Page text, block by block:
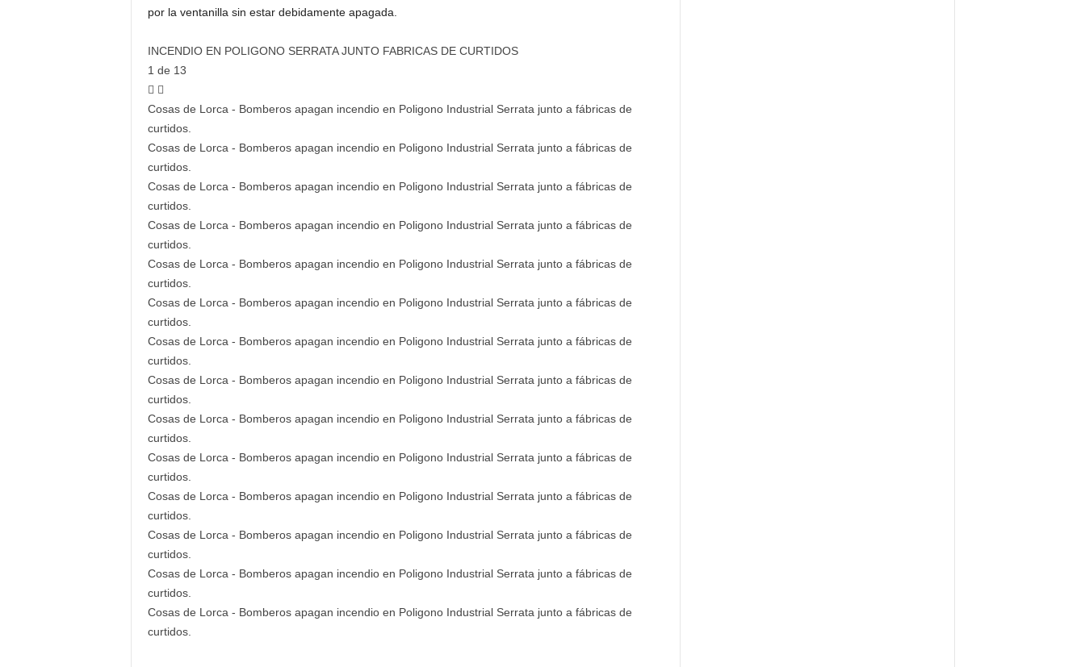
por la ventanilla sin estar debidamente apagada.
INCENDIO EN POLIGONO SERRATA JUNTO FABRICAS DE CURTIDOS
1 de 13
Cosas de Lorca - Bomberos apagan incendio en Poligono Industrial Serrata junto a fábricas de
curtidos.
Cosas de Lorca - Bomberos apagan incendio en Poligono Industrial Serrata junto a fábricas de
curtidos.
Cosas de Lorca - Bomberos apagan incendio en Poligono Industrial Serrata junto a fábricas de
curtidos.
Cosas de Lorca - Bomberos apagan incendio en Poligono Industrial Serrata junto a fábricas de
curtidos.
Cosas de Lorca - Bomberos apagan incendio en Poligono Industrial Serrata junto a fábricas de
curtidos.
Cosas de Lorca - Bomberos apagan incendio en Poligono Industrial Serrata junto a fábricas de
curtidos.
Cosas de Lorca - Bomberos apagan incendio en Poligono Industrial Serrata junto a fábricas de
curtidos.
Cosas de Lorca - Bomberos apagan incendio en Poligono Industrial Serrata junto a fábricas de
curtidos.
Cosas de Lorca - Bomberos apagan incendio en Poligono Industrial Serrata junto a fábricas de
curtidos.
Cosas de Lorca - Bomberos apagan incendio en Poligono Industrial Serrata junto a fábricas de
curtidos.
Cosas de Lorca - Bomberos apagan incendio en Poligono Industrial Serrata junto a fábricas de
curtidos.
Cosas de Lorca - Bomberos apagan incendio en Poligono Industrial Serrata junto a fábricas de
curtidos.
Cosas de Lorca - Bomberos apagan incendio en Poligono Industrial Serrata junto a fábricas de
curtidos.
Cosas de Lorca - Bomberos apagan incendio en Poligono Industrial Serrata junto a fábricas de
curtidos.